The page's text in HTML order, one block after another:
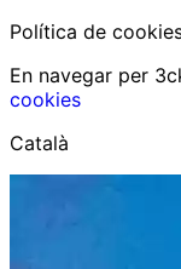
Política de
En navegar per
cookies
Català